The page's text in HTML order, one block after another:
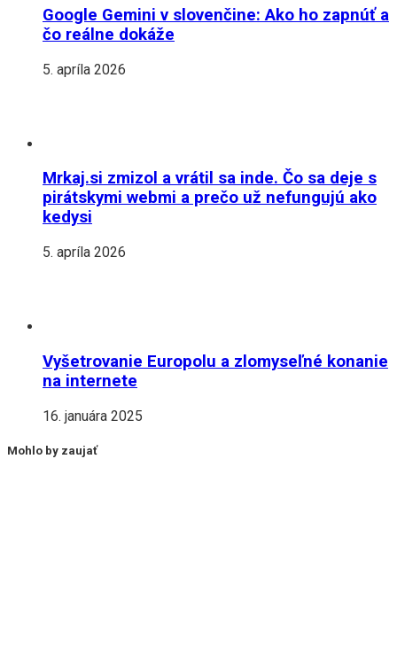
Google Gemini v slovenčine: Ako ho zapnúť a
čo reálne dokáže
5. apríla 2026
Mrkaj.si zmizol a vrátil sa inde. Čo sa deje s
pirátskymi webmi a prečo už nefungujú ako
kedysi
5. apríla 2026
Vyšetrovanie Europolu a zlomyseľné konanie
na internete
16. januára 2025
Mohlo by zaujať